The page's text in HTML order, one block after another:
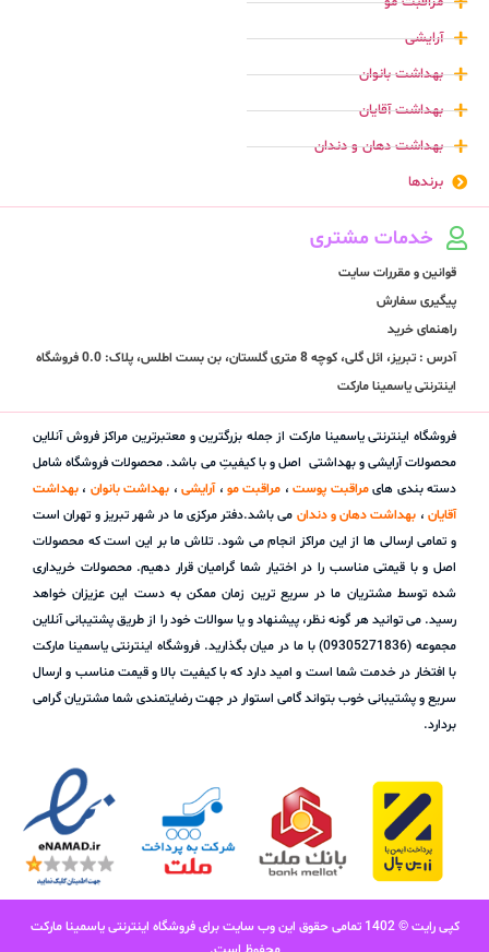
آرایشی
بهداشت بانوان
بهداشت آقایان
بهداشت دهان و دندان
برندها
خدمات مشتری
قوانین و مقررات سایت
پیگیری سفارش
راهنمای خرید
آدرس : تبریز، ائل گلی، کوچه 8 متری گلستان، بن بست اطلس، پلاک: 0.0 فروشگاه
اینترنتی یاسمینا مارکت
فروشگاه اینترنتی یاسمینا مارکت از جمله بزرگترین و معتبرترین مراکز فروش آنلاین
محصولات آرایشی و بهداشتی اصل و با کیفیتِ می باشد. محصولات فروشگاه شامل
دسته بندی هایمراقبت پوست، مراقبت مو،آرایشی، بهداشت بانوان ، بهداشت
آقایان، بهداشت دهان و دندان می باشد.دفتر مرکزی ما در شهر تبریز و تهران است
و تمامی ارسالی ها از این مراکز انجام می شود. تلاش ما بر این است که محصولات
اصل و با قیمتی مناسب را در اختیار شما گرامیان قرار دهیم. محصولات خریداری
شده توسط مشتریان ما در سریع ترین زمان ممکن به دست این عزیزان خواهد
رسید. می توانید هر گونه نظر، پیشنهاد و یا سوالات خود را از طریق پشتیبانی آنلاین
مجموعه (09305271836) با ما در میان بگذارید. فروشگاه اینترنتی یاسمینا مارکت
با افتخار در خدمت شما است و امید دارد که با کیفیت بالا و قیمت مناسب و ارسال
سریع و پشتیبانی خوب بتواند گامی استوار در جهت رضایتمندی شما مشتریان گرامی
بردارد.
کپی رایت © 1402 تمامی حقوق این وب سایت برای فروشگاه اینترنتی یاسمینا مارکت